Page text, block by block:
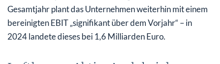
Gesamtjahr plant das Unternehmen weiterhin mit einem
bereinigten EBIT „signifikant über dem Vorjahr“ – in
2024 landete dieses bei 1,6 Milliarden Euro.